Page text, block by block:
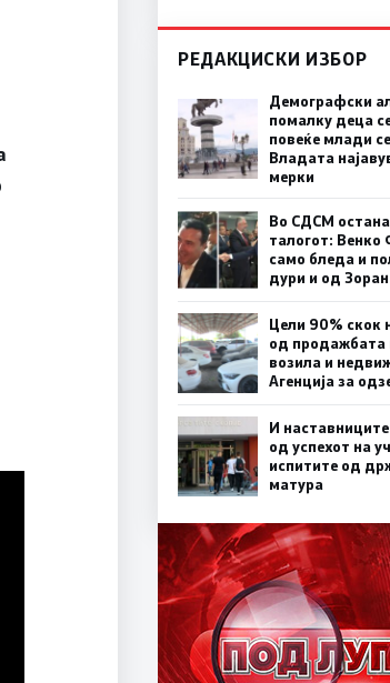
РЕДАКЦИСКИ ИЗБОР
Демографски
помалку деца
повеќе млади
Владата
мерки
Во СДСМ
талогот: Венко
само бледа и
дури и од
Цели 90% скок
од продажбата
возила и
Агенција за
И
од успехот на
испитите од
матура